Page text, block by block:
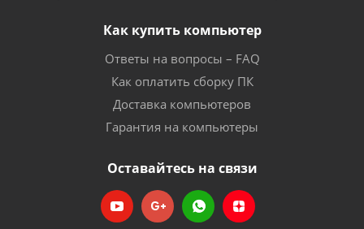
Как купить компьютер
Ответы на вопросы – FAQ
Как оплатить сборку ПК
Доставка компьютеров
Гарантия на компьютеры
Оставайтесь на связи